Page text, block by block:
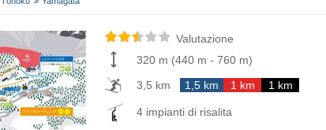
Valutazione
320 m (440 m - 760 m)
3,5 km
1,5 km 1 km 1 km
4 impianti di risalita